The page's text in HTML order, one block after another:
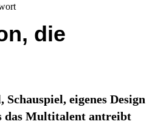
die
eigenes Design
das Multitalent antreibt